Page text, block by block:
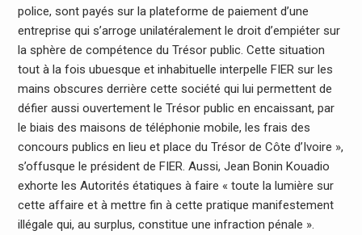
police, sont payés sur la plateforme de paiement d’une
entreprise qui s’arroge unilatéralement le droit d’empiéter sur
la sphère de compétence du Trésor public. Cette situation
tout à la fois ubuesque et inhabituelle interpelle FIER sur les
mains obscures derrière cette société qui lui permettent de
défier aussi ouvertement le Trésor public en encaissant, par
le biais des maisons de téléphonie mobile, les frais des
concours publics en lieu et place du Trésor de Côte d’Ivoire »,
s’offusque le président de FIER. Aussi, Jean Bonin Kouadio
exhorte les Autorités étatiques à faire « toute la lumière sur
cette affaire et à mettre fin à cette pratique manifestement
illégale qui, au surplus, constitue une infraction pénale ».